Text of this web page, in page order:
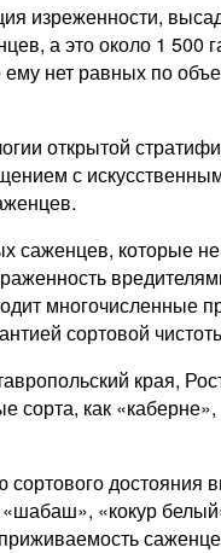
изреженности,
а это около 1 500
нет равных по
открытой
с
которые
многочисленные
сортовой
края,
как
сортового
«кокур